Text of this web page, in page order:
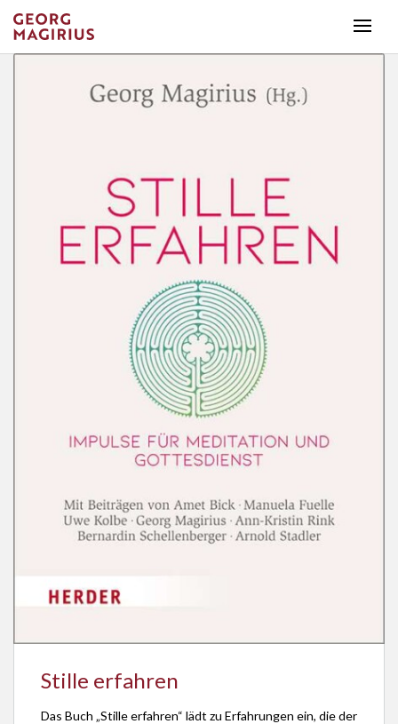
Stille erfahren
Das Buch „Stille erfahren“ lädt zu Erfahrungen ein, die der